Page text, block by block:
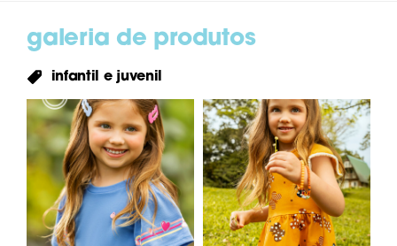
galeria de produtos
infantil e juvenil